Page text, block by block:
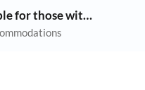
Suitable for those with allergies